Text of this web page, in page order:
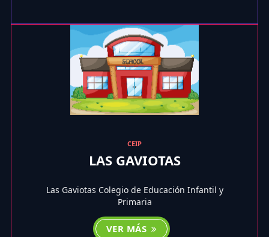
CEIP
LAS GAVIOTAS
Las Gaviotas Colegio de Educación Infantil y
Primaria
VER MÁS